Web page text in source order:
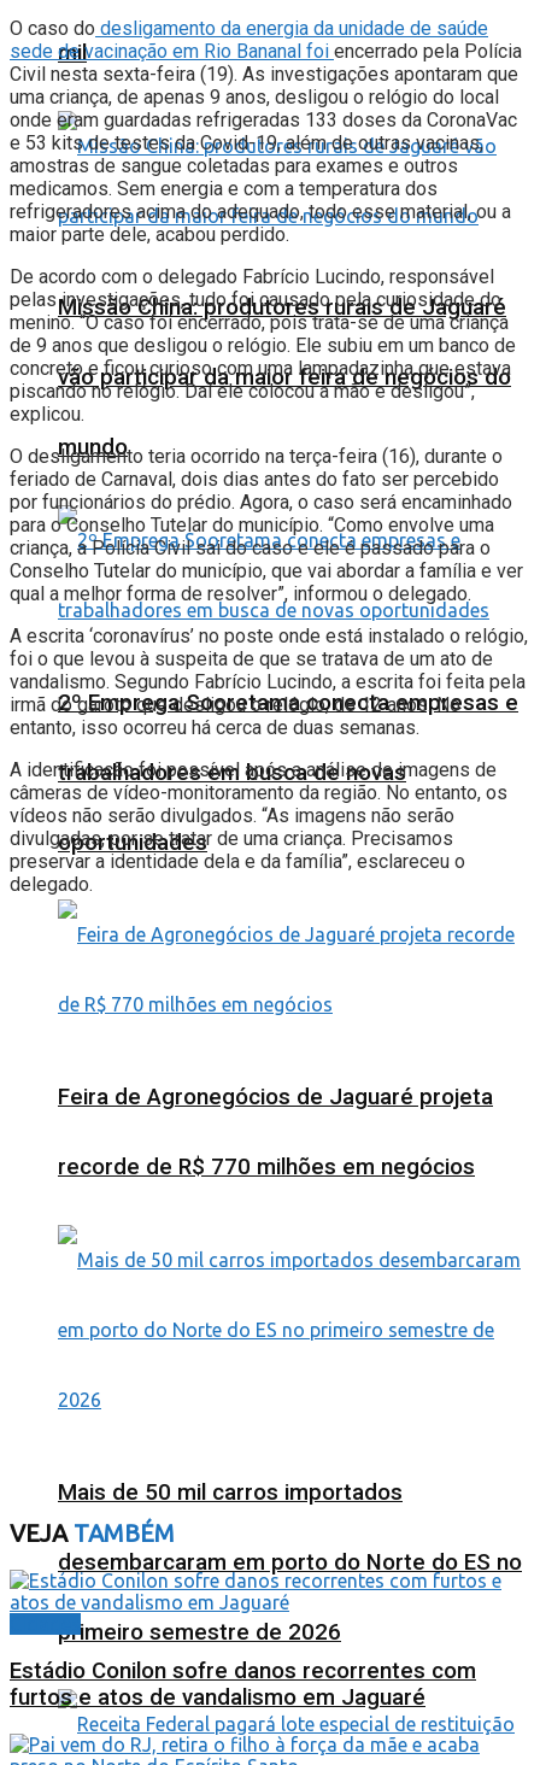
mil
Missão China: produtores rurais de Jaguaré
vão participar da maior feira de negócios do
mundo
2º Emprega Sooretama conecta empresas e
trabalhadores em busca de novas
oportunidades
Feira de Agronegócios de Jaguaré projeta
recorde de R$ 770 milhões em negócios
Mais de 50 mil carros importados
desembarcaram em porto do Norte do ES no
primeiro semestre de 2026
O caso do desligamento da energia da unidade de saúde
sede de vacinação em Rio Bananal foi encerrado pela Polícia
Civil nesta sexta-feira (19). As investigações apontaram que
uma criança, de apenas 9 anos, desligou o relógio do local
onde eram guardadas refrigeradas 133 doses da CoronaVac
e 53 kits de testes da Covid-19, além de outras vacinas,
amostras de sangue coletadas para exames e outros
medicamos. Sem energia e com a temperatura dos
refrigeradores acima do adequado, todo esse material, ou a
maior parte dele, acabou perdido.
De acordo com o delegado Fabrício Lucindo, responsável
pelas investigações, tudo foi causado pela curiosidade do
menino. “O caso foi encerrado, pois trata-se de uma criança
de 9 anos que desligou o relógio. Ele subiu em um banco de
concreto e ficou curioso com uma lampadazinha que estava
piscando no relógio. Daí ele colocou a mão e desligou”,
explicou.
O desligamento teria ocorrido na terça-feira (16), durante o
feriado de Carnaval, dois dias antes do fato ser percebido
por funcionários do prédio. Agora, o caso será encaminhado
para o Conselho Tutelar do município. “Como envolve uma
criança, a Polícia Civil sai do caso e ele é passado para o
Conselho Tutelar do município, que vai abordar a família e ver
qual a melhor forma de resolver”, informou o delegado.
A escrita ‘coronavírus’ no poste onde está instalado o relógio,
foi o que levou à suspeita de que se tratava de um ato de
vandalismo. Segundo Fabrício Lucindo, a escrita foi feita pela
irmã do garoto que desligou o relógio, de 12 anos. No
entanto, isso ocorreu há cerca de duas semanas.
A identificação foi possível após a análise de imagens de
câmeras de vídeo-monitoramento da região. No entanto, os
vídeos não serão divulgados. “As imagens não serão
divulgadas, por se tratar de uma criança. Precisamos
preservar a identidade dela e da família”, esclareceu o
delegado.
VEJATAMBÉM
Estádio Conilon sofre danos recorrentes com
furtos e atos de vandalismo em Jaguaré